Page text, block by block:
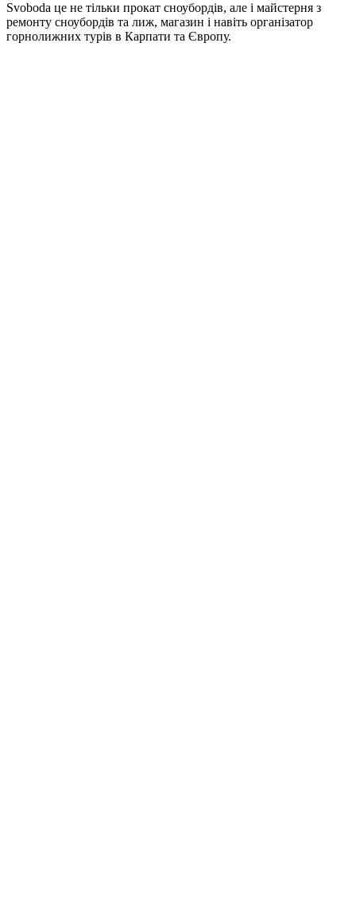
Svoboda це не тільки прокат сноубордів, але і майстерня з
ремонту сноубордів та лиж, магазин і навіть організатор
горнолижних турів в Карпати та Європу.